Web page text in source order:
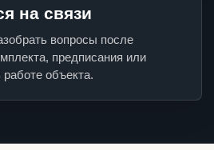
на связи
вопросы после
предписания или
объекта.